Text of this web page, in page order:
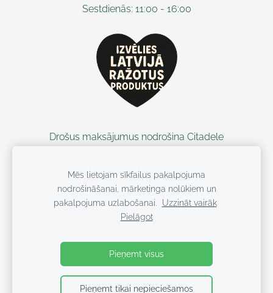
Sestdienās: 11:00 - 16:00
Drošus maksājumus nodrošina Citadele
Visas tiesības ieturētas WUF KIDS
Mēs lietojam sīkfailus pakalpojuma
nodrošināšanai, mārketinga nolūkiem un
pakalpojuma uzlabošanai.
Uzzināt vairāk
Pielāgot
Pieņemt visus
Pieņemt tikai nepieciešamos